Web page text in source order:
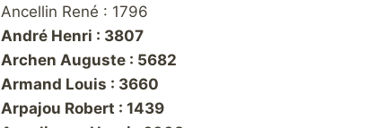
Ancellin René : 1796
André Henri : 3807
Archen Auguste : 5682
Armand Louis : 3660
Arpajou Robert : 1439